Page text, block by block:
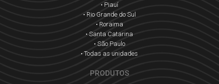
• Piauí
• Rio Grande do Sul
• Roraima
• Santa Catarina
• São Paulo
• Todas as unidades
PRODUTOS